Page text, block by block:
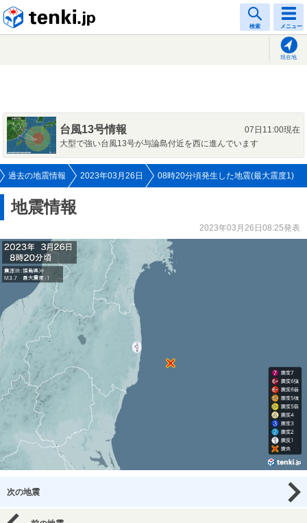
検索 メニュー
現在地
台風13号情報
07日11:00現在
大型で強い台風13号が与論島付近を西に進んでいます
過去の地震情報 2023年03月26日 08時20分頃発生した地震(最大震度1)
地震情報
2023年03月26日08:25発表
次の地震